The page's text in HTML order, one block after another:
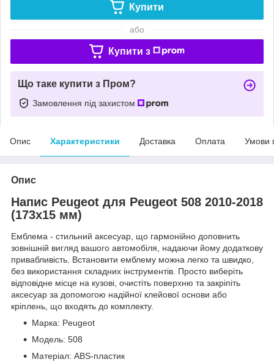
Купити
або
Купити з
Що таке купити з Пром?
Замовлення під захистом
Опис Характеристики Доставка Оплата Умови
Опис
Напис Peugeot для Peugeot 508 2010-2018
(173х15 мм)
Емблема - стильний аксесуар, що гармонійно доповнить
зовнішній вигляд вашого автомобіля, надаючи йому додаткову
привабливість. Встановити емблему можна легко та швидко,
без використання складних інструментів. Просто виберіть
відповідне місце на кузові, очистіть поверхню та закріпіть
аксесуар за допомогою надійної клейової основи або
кріплень, що входять до комплекту.
Марка: Peugeot
Модель: 508
Матеріал: ABS-пластик